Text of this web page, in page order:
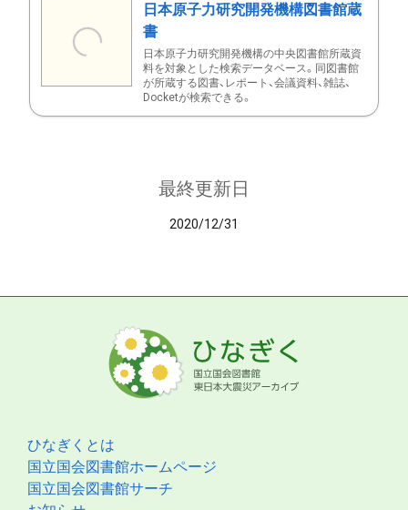
日本原子力研究開発機構図書館蔵
書
日本原子力研究開発機構の中央図書館所蔵資
料を対象とした検索データベース。同図書館
が所蔵する図書、レポート、会議資料、雑誌、
Docketが検索できる。
最終更新日
2020/12/31
ひなぎくとは
国立国会図書館ホームページ
国立国会図書館サーチ